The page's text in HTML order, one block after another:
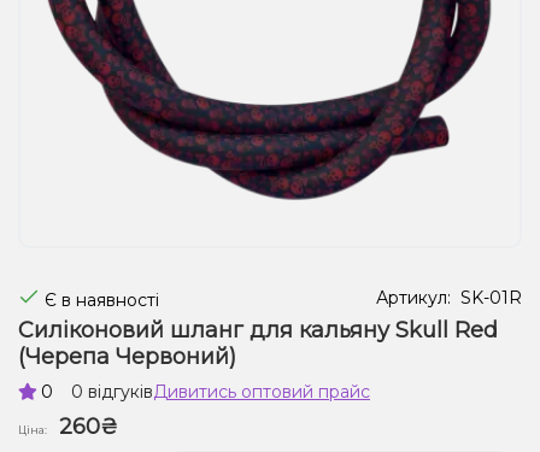
Рідини для електронних сигарет
Подарункові набори
Є в наявності Артикул: SK-01R
Силіконовий шланг для кальяну Skull Red
(Черепа Червоний)
0 0 відгуківДивитись оптовий прайс
Ціна: 260₴